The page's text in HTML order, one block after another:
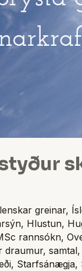
greinar,
, Hlustun,
rannsókn,
draumur, samtal,
, Starfsánægja,